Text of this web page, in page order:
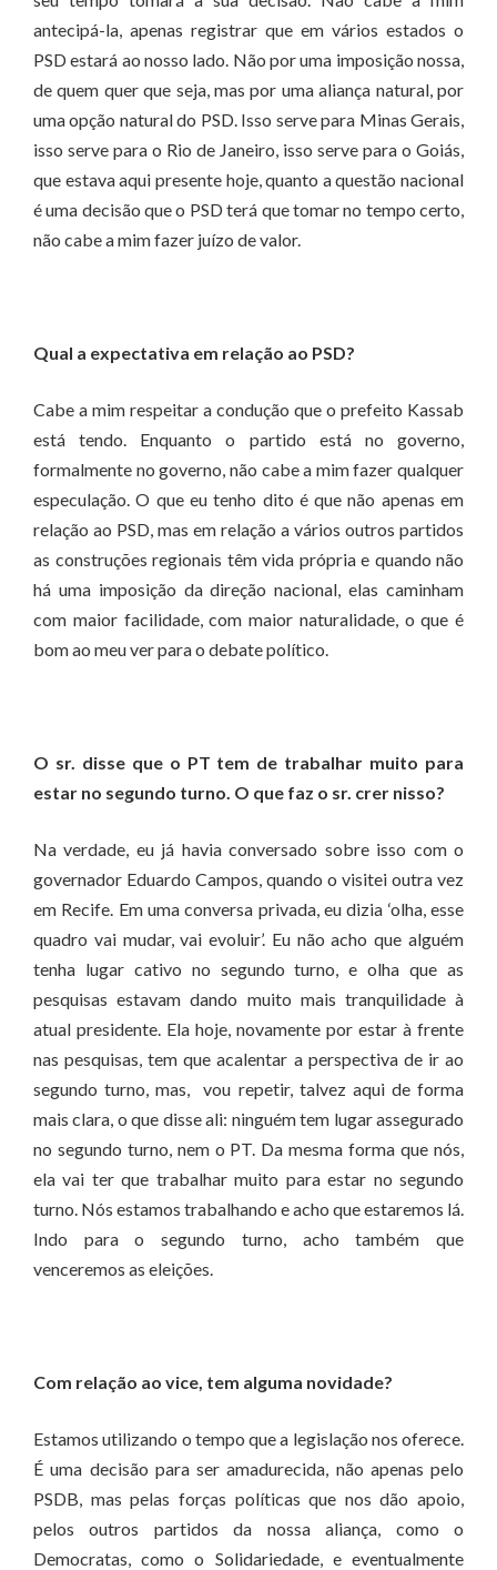
antecipá-la, apenas registrar que em vários estados o
PSD estará ao nosso lado. Não por uma imposição nossa,
de quem quer que seja, mas por uma aliança natural, por
uma opção natural do PSD. Isso serve para Minas Gerais,
isso serve para o Rio de Janeiro, isso serve para o Goiás,
que estava aqui presente hoje, quanto a questão nacional
é uma decisão que o PSD terá que tomar no tempo certo,
não cabe a mim fazer juízo de valor.
Qual a expectativa em relação ao PSD?
Cabe a mim respeitar a condução que o prefeito Kassab
está tendo. Enquanto o partido está no governo,
formalmente no governo, não cabe a mim fazer qualquer
especulação. O que eu tenho dito é que não apenas em
relação ao PSD, mas em relação a vários outros partidos
as construções regionais têm vida própria e quando não
há uma imposição da direção nacional, elas caminham
com maior facilidade, com maior naturalidade, o que é
bom ao meu ver para o debate político.
O sr. disse que o PT tem de trabalhar muito para
estar no segundo turno. O que faz o sr. crer nisso?
Na verdade, eu já havia conversado sobre isso com o
governador Eduardo Campos, quando o visitei outra vez
em Recife. Em uma conversa privada, eu dizia ‘olha, esse
quadro vai mudar, vai evoluir’. Eu não acho que alguém
tenha lugar cativo no segundo turno, e olha que as
pesquisas estavam dando muito mais tranquilidade à
atual presidente. Ela hoje, novamente por estar à frente
nas pesquisas, tem que acalentar a perspectiva de ir ao
segundo turno, mas, vou repetir, talvez aqui de forma
mais clara, o que disse ali: ninguém tem lugar assegurado
no segundo turno, nem o PT. Da mesma forma que nós,
ela vai ter que trabalhar muito para estar no segundo
turno. Nós estamos trabalhando e acho que estaremos lá.
Indo para o segundo turno, acho também que
venceremos as eleições.
Com relação ao vice, tem alguma novidade?
Estamos utilizando o tempo que a legislação nos oferece.
É uma decisão para ser amadurecida, não apenas pelo
PSDB, mas pelas forças políticas que nos dão apoio,
pelos outros partidos da nossa aliança, como o
Democratas, como o Solidariedade, e eventualmente